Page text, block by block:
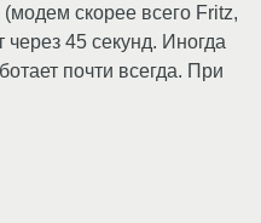
скорее всего Fritz,
45 секунд. Иногда
почти всегда. При